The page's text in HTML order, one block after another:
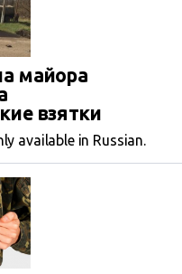
майора
взятки
available in Russian.